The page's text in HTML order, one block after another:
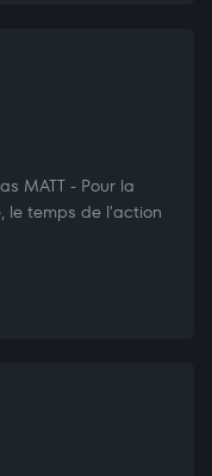
MATT - Pour la
le temps de l'action